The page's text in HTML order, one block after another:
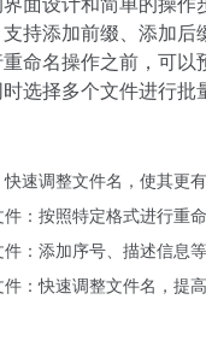
持添加前缀、添加后
命名操作之前，可以
选择多个文件进行批
速调整文件名，使其更有
：按照特定格式进行重命
：添加序号、描述信息等
：快速调整文件名，提高